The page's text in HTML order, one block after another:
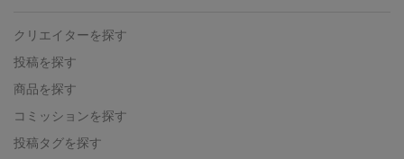
クリエイターを探す
投稿を探す
商品を探す
コミッションを探す
投稿タグを探す